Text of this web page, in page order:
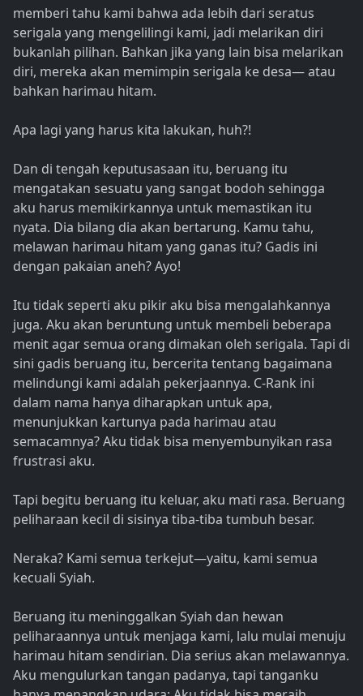
memberi tahu kami bahwa ada lebih dari seratus
serigala yang mengelilingi kami, jadi melarikan diri
bukanlah pilihan. Bahkan jika yang lain bisa melarikan
diri, mereka akan memimpin serigala ke desa— atau
bahkan harimau hitam.
Apa lagi yang harus kita lakukan, huh?!
Dan di tengah keputusasaan itu, beruang itu
mengatakan sesuatu yang sangat bodoh sehingga
aku harus memikirkannya untuk memastikan itu
nyata. Dia bilang dia akan bertarung. Kamu tahu,
melawan harimau hitam yang ganas itu? Gadis ini
dengan pakaian aneh? Ayo!
Itu tidak seperti aku pikir aku bisa mengalahkannya
juga. Aku akan beruntung untuk membeli beberapa
menit agar semua orang dimakan oleh serigala. Tapi di
sini gadis beruang itu, bercerita tentang bagaimana
melindungi kami adalah pekerjaannya. C-Rank ini
dalam nama hanya diharapkan untuk apa,
menunjukkan kartunya pada harimau atau
semacamnya? Aku tidak bisa menyembunyikan rasa
frustrasi aku.
Tapi begitu beruang itu keluar, aku mati rasa. Beruang
peliharaan kecil di sisinya tiba-tiba tumbuh besar.
Neraka? Kami semua terkejut—yaitu, kami semua
kecuali Syiah.
Beruang itu meninggalkan Syiah dan hewan
peliharaannya untuk menjaga kami, lalu mulai menuju
harimau hitam sendirian. Dia serius akan melawannya.
Aku mengulurkan tangan padanya, tapi tanganku